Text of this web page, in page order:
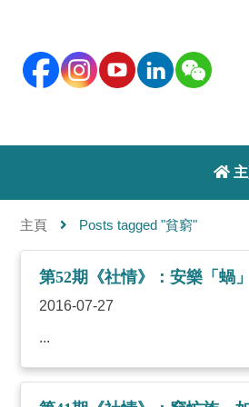
 主
主頁 Posts tagged "貧窮"
第52期《社情》：安樂「蝸」
2016-07-27
...